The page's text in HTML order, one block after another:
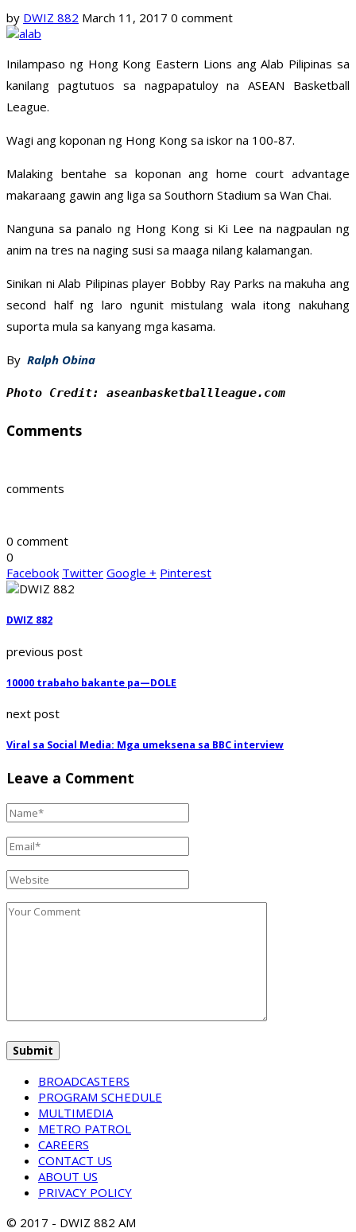
by DWIZ 882 March 11, 2017 0 comment
Inilampaso ng Hong Kong Eastern Lions ang Alab Pilipinas sa
kanilang pagtutuos sa nagpapatuloy na ASEAN Basketball
League.
Wagi ang koponan ng Hong Kong sa iskor na 100-87.
Malaking bentahe sa koponan ang home court advantage
makaraang gawin ang liga sa Southorn Stadium sa Wan Chai.
Nanguna sa panalo ng Hong Kong si Ki Lee na nagpaulan ng
anim na tres na naging susi sa maaga nilang kalamangan.
Sinikan ni Alab Pilipinas player Bobby Ray Parks na makuha ang
second half ng laro ngunit mistulang wala itong nakuhang
suporta mula sa kanyang mga kasama.
By Ralph Obina
Photo Credit: aseanbasketballleague.com
Comments
comments
0 comment
0
Facebook Twitter Google + Pinterest
DWIZ 882
previous post
10000 trabaho bakante pa—DOLE
next post
Viral sa Social Media: Mga umeksena sa BBC interview
Leave a Comment
BROADCASTERS
PROGRAM SCHEDULE
MULTIMEDIA
METRO PATROL
CAREERS
CONTACT US
ABOUT US
PRIVACY POLICY
© 2017 - DWIZ 882 AM